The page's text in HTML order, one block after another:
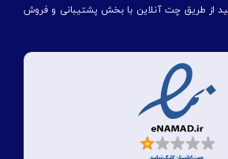
از طریق چت آنلاین با بخش پشتیبانی و فروش